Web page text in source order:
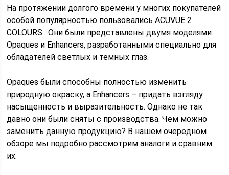
На протяжении долгого времени у многих покупателей
особой популярностью пользовались ACUVUE 2
COLOURS . Они были представлены двумя моделями
Opaques и Enhancers, разработанными специально для
обладателей светлых и темных глаз.
Opaques были способны полностью изменить
природную окраску, а Enhancers – придать взгляду
насыщенность и выразительность. Однако не так
давно они были сняты с производства. Чем можно
заменить данную продукцию? В нашем очередном
обзоре мы подробно рассмотрим аналоги и сравним
их.